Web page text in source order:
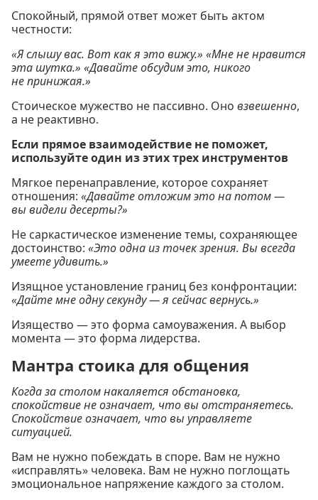
Спокойный, прямой ответ может быть актом
честности:
«Я слышу вас. Вот как я это вижу.» «Мне не нравится
эта шутка.» «Давайте обсудим это, никого
не принижая.»
Стоическое мужество не пассивно. Оно взвешенно,
а не реактивно.
Если прямое взаимодействие не поможет,
используйте один из этих трех инструментов
Мягкое перенаправление, которое сохраняет
отношения: «Давайте отложим это на потом —
вы видели десерты?»
Не саркастическое изменение темы, сохраняющее
достоинство: «Это одна из точек зрения. Вы всегда
умеете удивить.»
Изящное установление границ без конфронтации:
«Дайте мне одну секунду — я сейчас вернусь.»
Изящество — это форма самоуважения. А выбор
момента — это форма лидерства.
Мантра стоика для общения
Когда за столом накаляется обстановка,
спокойствие не означает, что вы отстраняетесь.
Спокойствие означает, что вы управляете
ситуацией.
Вам не нужно побеждать в споре. Вам не нужно
«исправлять» человека. Вам не нужно поглощать
эмоциональное напряжение каждого за столом.